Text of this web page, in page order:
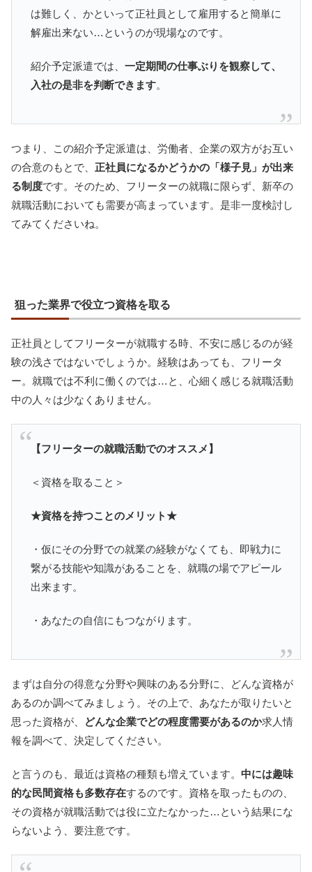
は難しく、かといって正社員として雇用すると簡単に
解雇出来ない…というのが現場なのです。
紹介予定派遣では、 一定期間の仕事ぶりを観察して、
入社の是非を判断できます。
つまり、この紹介予定派遣は、労働者、企業の双方がお互い
の合意のもとで、 正社員になるかどうかの「様子見」が出来
る制度です。そのため、フリーターの就職に限らず、新卒の
就職活動においても需要が高まっています。是非一度検討し
てみてくださいね。
狙った業界で役立つ資格を取る
正社員としてフリーターが就職する時、不安に感じるのが経
験の浅さではないでしょうか。経験はあっても、フリータ
ー。就職では不利に働くのでは…と、心細く感じる就職活動
中の人々は少なくありません。
【フリーターの就職活動でのオススメ】
＜資格を取ること＞
★資格を持つことのメリット★
・仮にその分野での就業の経験がなくても、即戦力に
繋がる技能や知識があることを、就職の場でアピール
出来ます。
・あなたの自信にもつながります。
まずは自分の得意な分野や興味のある分野に、どんな資格が
あるのか調べてみましょう。その上で、あなたが取りたいと
思った資格が、
どんな企業でどの程度需要があるのか求人情
報を調べて、決定してください。
と言うのも、最近は資格の種類も増えています。 中には趣味
的な民間資格も多数存在するのです。資格を取ったものの、
その資格が就職活動では役に立たなかった…という結果にな
らないよう、要注意です。